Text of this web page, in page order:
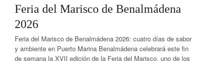
Feria del Marisco de Benalmádena
2026
Feria del Marisco de Benalmádena 2026: cuatro días de sabor
y ambiente en Puerto Marina Benalmádena celebrará este fin
de semana la XVII edición de la Feria del Marisco, uno de los